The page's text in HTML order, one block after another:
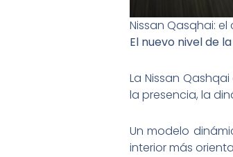
Nissan Qasqhai:
El nuevo nivel de
La Nissan
la presencia, la
Un modelo
interior más